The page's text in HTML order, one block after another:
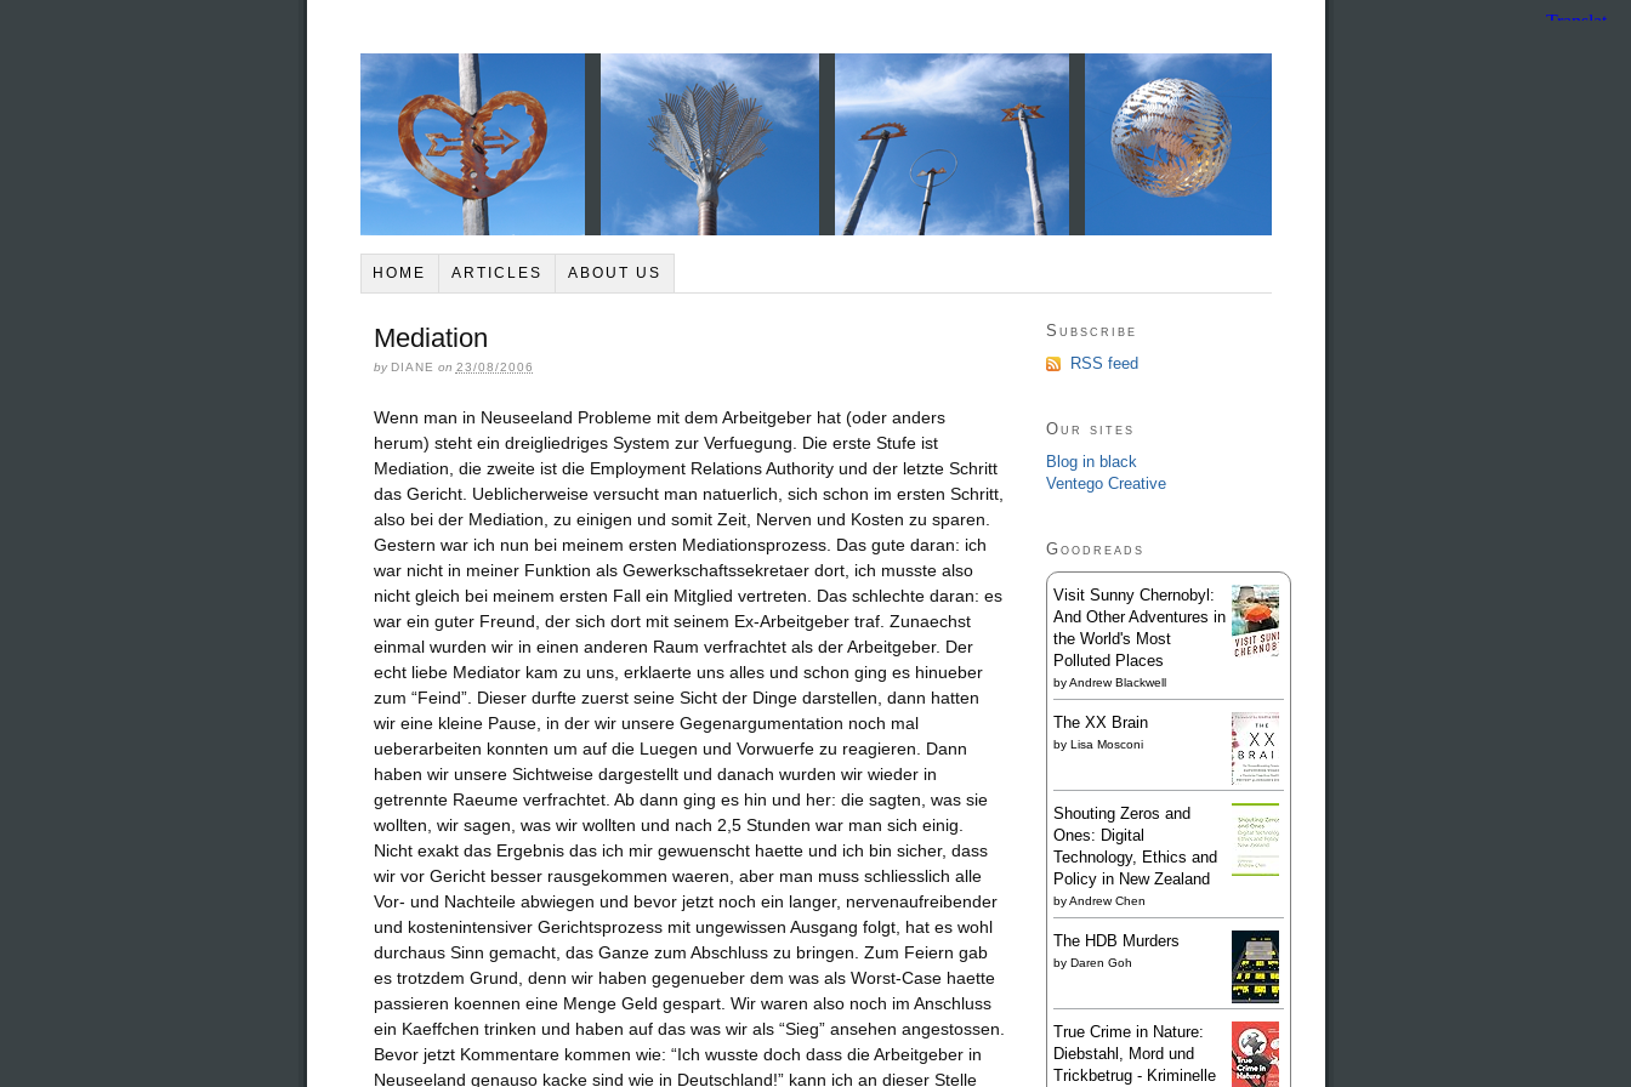
HOME ARTICLES ABOUT US
Mediation
by DIANE on 23/08/2006
Wenn man in Neuseeland Probleme mit dem Arbeitgeber hat (oder anders
herum) steht ein dreigliedriges System zur Verfuegung. Die erste Stufe ist
Mediation, die zweite ist die Employment Relations Authority und der letzte Schritt
das Gericht. Ueblicherweise versucht man natuerlich, sich schon im ersten Schritt,
also bei der Mediation, zu einigen und somit Zeit, Nerven und Kosten zu sparen.
Gestern war ich nun bei meinem ersten Mediationsprozess. Das gute daran: ich
war nicht in meiner Funktion als Gewerkschaftssekretaer dort, ich musste also
nicht gleich bei meinem ersten Fall ein Mitglied vertreten. Das schlechte daran: es
war ein guter Freund, der sich dort mit seinem Ex-Arbeitgeber traf. Zunaechst
einmal wurden wir in einen anderen Raum verfrachtet als der Arbeitgeber. Der
echt liebe Mediator kam zu uns, erklaerte uns alles und schon ging es hinueber
zum “Feind”. Dieser durfte zuerst seine Sicht der Dinge darstellen, dann hatten
wir eine kleine Pause, in der wir unsere Gegenargumentation noch mal
ueberarbeiten konnten um auf die Luegen und Vorwuerfe zu reagieren. Dann
haben wir unsere Sichtweise dargestellt und danach wurden wir wieder in
getrennte Raeume verfrachtet. Ab dann ging es hin und her: die sagten, was sie
wollten, wir sagen, was wir wollten und nach 2,5 Stunden war man sich einig.
Nicht exakt das Ergebnis das ich mir gewuenscht haette und ich bin sicher, dass
wir vor Gericht besser rausgekommen waeren, aber man muss schliesslich alle
Vor- und Nachteile abwiegen und bevor jetzt noch ein langer, nervenaufreibender
und kostenintensiver Gerichtsprozess mit ungewissen Ausgang folgt, hat es wohl
durchaus Sinn gemacht, das Ganze zum Abschluss zu bringen. Zum Feiern gab
es trotzdem Grund, denn wir haben gegenueber dem was als Worst-Case haette
passieren koennen eine Menge Geld gespart. Wir waren also noch im Anschluss
ein Kaeffchen trinken und haben auf das was wir als “Sieg” ansehen angestossen.
Bevor jetzt Kommentare kommen wie: “Ich wusste doch dass die Arbeitgeber in
Neuseeland genauso kacke sind wie in Deutschland!” kann ich an dieser Stelle
Subscribe
RSS feed
Our sites
Blog in black
Ventego Creative
Goodreads
Visit Sunny Chernobyl:
And Other Adventures in
the World's Most
Polluted Places
byAndrew Blackwell
The XX Brain
by Lisa Mosconi
Shouting Zeros and
Ones: Digital
Technology, Ethics and
Policy in New Zealand
byAndrew Chen
The HDB Murders
by Daren Goh
True Crime in Nature:
Diebstahl, Mord und
Trickbetrug - Kriminelle